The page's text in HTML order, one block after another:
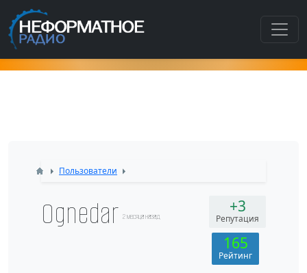
Как попасть в этот раздел???
Пользователи
Ognedar 2 месяца назад
+3
Репутация
165
Рейтинг